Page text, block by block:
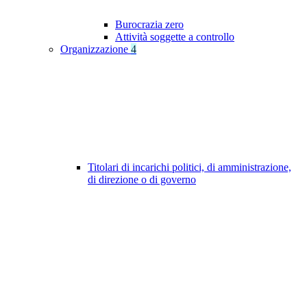
Burocrazia zero
Attività soggette a controllo
Organizzazione 4
Titolari di incarichi politici, di amministrazione,
di direzione o di governo